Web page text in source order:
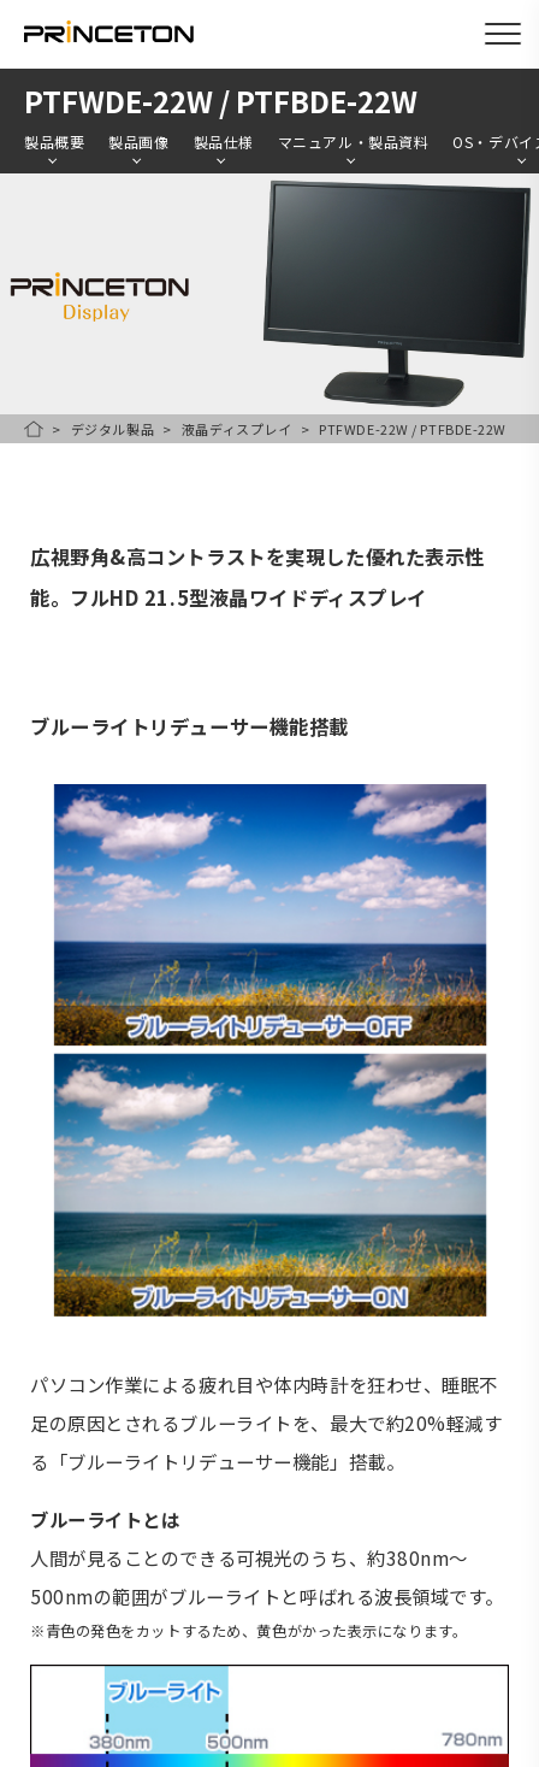
ン
PTFWDE-22W / PTFBDE-22W
製品概要 製品画像 製品仕様 マニュアル・製品資料 OS・デバイ
HOMEデジタル製品 液晶ディスプレイ PTFWDE-22W / PTFBDE-22W
広視野角&高コントラストを実現した優れた表示性
能。フルHD 21.5型液晶ワイドディスプレイ
ブルーライトリデューサー機能搭載
パソコン作業による疲れ目や体内時計を狂わせ、睡眠不
足の原因とされるブルーライトを、最大で約20%軽減す
る「ブルーライトリデューサー機能」搭載。
ブルーライトとは
人間が見ることのできる可視光のうち、約380nm～
500nmの範囲がブルーライトと呼ばれる波長領域です。
※青色の発色をカットするため、黄色がかった表示になります。